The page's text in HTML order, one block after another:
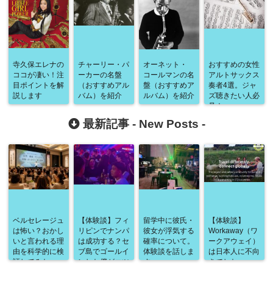
寺久保エレナの
ココが凄い！注
目ポイントを解
説します
チャーリー・パ
ーカーの名盤
（おすすめアル
バム）を紹介
オーネット・
コールマンの名
盤（おすすめア
ルバム）を紹介
おすすめの女性
アルトサックス
奏者4選。ジャ
ズ聴きたい人必
見！
最新記事 - New Posts -
ベルセレージュ
は怖い？おかし
いと言われる理
由を科学的に検
証してみた
【体験談】フィ
リピンでナンパ
は成功する？セ
ブ島でゴールイ
ンした僕がコツ
留学中に彼氏・
彼女が浮気する
確率について。
体験談を話しま
す
【体験談】
Workaway（ワ
ークアウェイ）
は日本人に不向
きでした